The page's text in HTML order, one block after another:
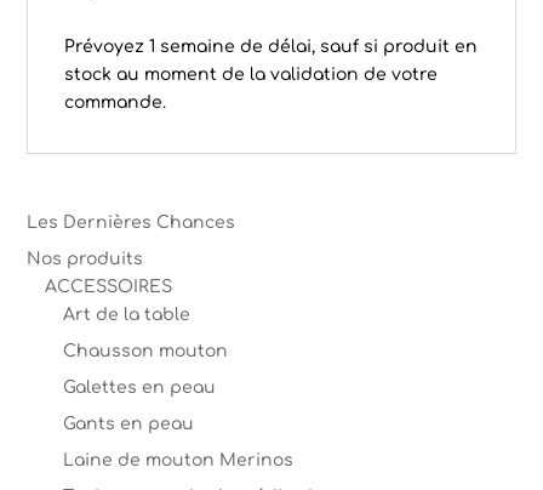
Prévoyez 1 semaine de délai, sauf si produit en
stock au moment de la validation de votre
commande.
Les Dernières Chances
Nos produits
ACCESSOIRES
Art de la table
Chausson mouton
Galettes en peau
Gants en peau
Laine de mouton Merinos